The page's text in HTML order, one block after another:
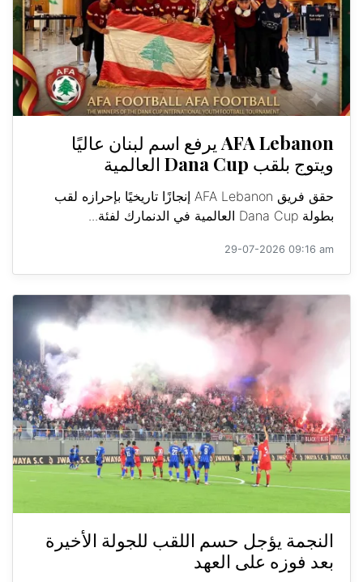
AFA Lebanon يرفع اسم لبنان عاليًا
ويتوج بلقب Dana Cup العالمية
حقق فريق AFA Lebanon إنجازًا تاريخيًا بإحرازه لقب
بطولة Dana Cup العالمية في الدنمارك لفئة...
29-07-2026 09:16 am
النجمة يؤجل حسم اللقب للجولة الأخيرة
بعد فوزه على العهد